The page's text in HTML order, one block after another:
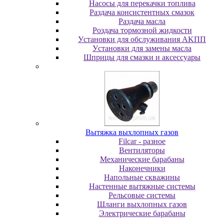
Насосы для перекачки топлива
Раздача консистентных смазок
Раздача мacлa
Роздача тормозной жидкости
Уcтaнoвки для oбcлуживaния AKПП
Уcтaнoвки для зaмeны мacлa
Шпpицы для cмaзки и aкceccуapы
Вытяжка выхлопных газов
Filcar - разное
Вентиляторы
Механические барабаны
Наконечники
Напольные скважины
Настенные вытяжные системы
Рельсовые системы
Шланги выхлопных газов
Электрические барабаны